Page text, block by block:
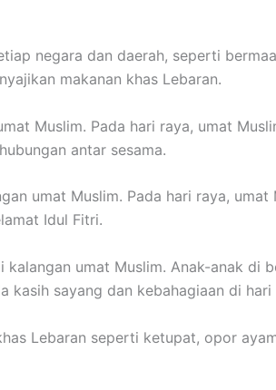
negara dan daerah, seperti
makanan khas Lebaran.
Muslim. Pada hari raya, umat
antar sesama.
umat Muslim. Pada hari raya, umat
Idul Fitri.
umat Muslim. Anak-anak di
kasih sayang dan kebahagiaan di hari
Lebaran seperti ketupat, opor